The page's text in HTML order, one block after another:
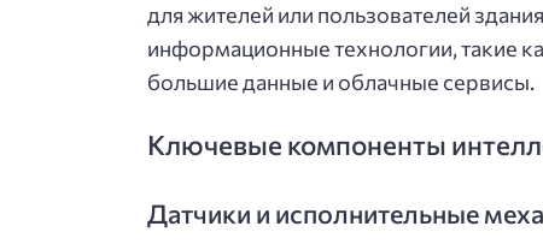
для жителей или пользователей
информационные технологии, такие
большие данные и облачные сервисы.
Ключевые компоненты
Датчики и исполнительные